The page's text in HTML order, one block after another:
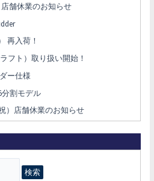
舗休業のお知らせ
再入荷！
ラフト）取り扱い開始！
ダー仕様
分割モデル
）店舗休業のお知らせ